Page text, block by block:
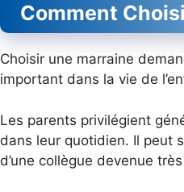
Comment
Choisir une marraine
important dans la vie de
Les parents privilégient
dans leur quotidien. Il peut
d’une collègue devenue